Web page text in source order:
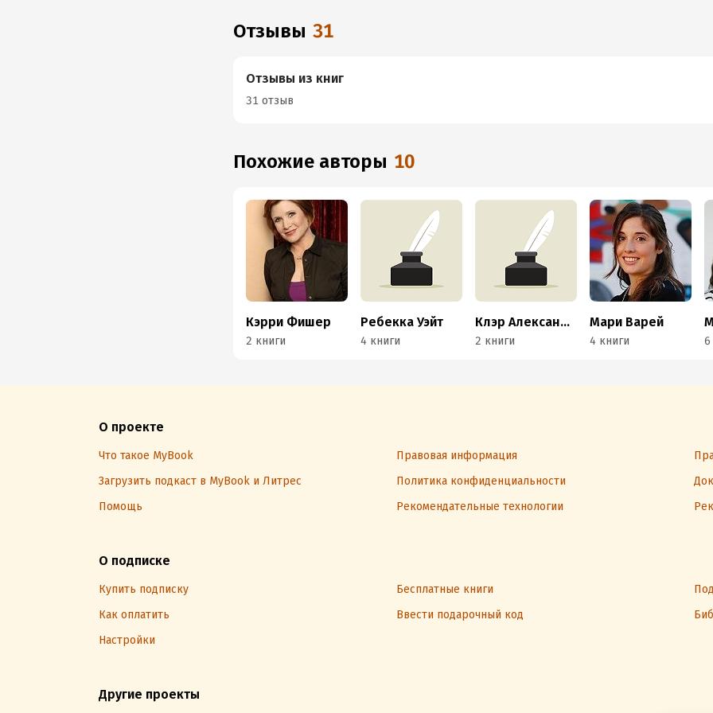
Отзывы 31
Отзывы из книг
31 отзыв
Похожие авторы 10
Кэрри Фишер
2 книги
Ребекка Уэйт
4 книги
Клэр Александер
2 книги
Мари Варей
4 книги
О проекте
Что такое MyBook Правовая информация
Загрузить подкаст в MyBook и Литрес
Политика конфиденциальности
Помощь
Рекомендательные технологии
О подписке
Купить подписку Бесплатные книги
Как оплатить
Ввести подарочный код
Настройки
Другие проекты